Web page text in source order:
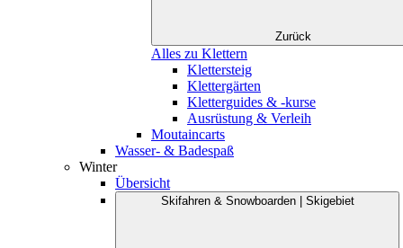
Zurück
Alles zu Klettern
Klettersteig
Klettergärten
Kletterguides & -kurse
Ausrüstung & Verleih
Moutaincarts
Wasser- & Badespaß
Winter
Übersicht
Skifahren & Snowboarden | Skigebiet